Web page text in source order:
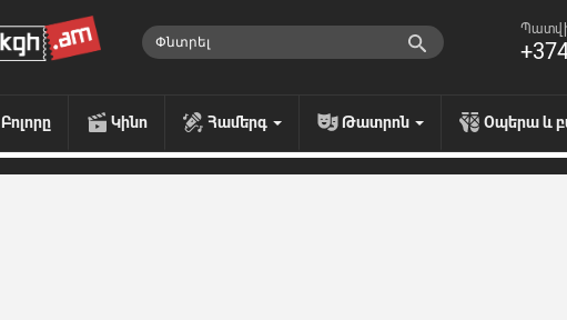
Բոլորը Կինո Համերգ Թատրոն Օպերա և